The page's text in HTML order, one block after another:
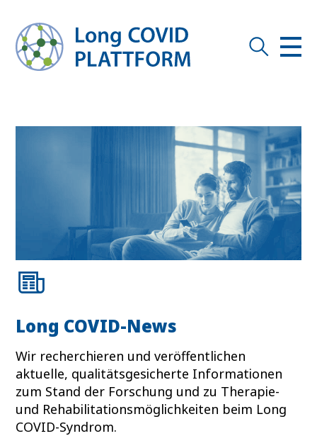
Long COVID-News
Wir recherchieren und veröffentlichen
aktuelle, qualitätsgesicherte Informationen
zum Stand der Forschung und zu Therapie-
und Rehabilitationsmöglichkeiten beim Long
COVID-Syndrom.